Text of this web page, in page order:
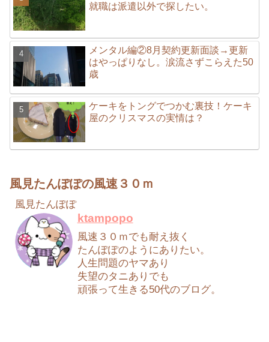
就職は派遣以外で探したい。
メンタル編②8月契約更新面談→更新
はやっぱりなし。涙流さずこらえた50
歳
ケーキをトングでつかむ裏技！ケーキ
屋のクリスマスの実情は？
風見たんぽぽの風速３０ｍ
風見たんぽぽ
ktampopo
風速３０ｍでも耐え抜く
たんぽぽのようにありたい。
人生問題のヤマあり
失望のタニありでも
頑張って生きる50代のブログ。